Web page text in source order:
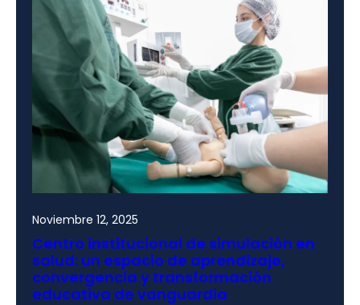
Noviembre 12, 2025
Centro institucional de simulación en
salud: un espacio de aprendizaje,
convergencia y transformación
educativa de vanguardia